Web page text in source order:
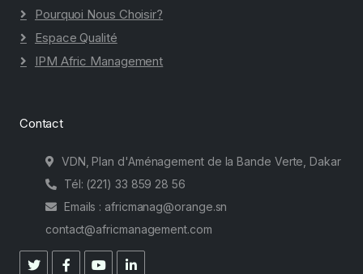
Pourquoi Nous Choisir?
Espace Qualité
IPM Afric Management
Contact
VDN, Plan d'Aménagement de la Bande Verte, Dakar
Tél: (221) 33 859 28 56
Emails : africmanag@orange.sn
contact@africmanagement.com